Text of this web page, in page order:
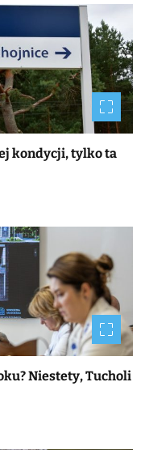
kondycji, tylko ta
Niestety, Tucholi